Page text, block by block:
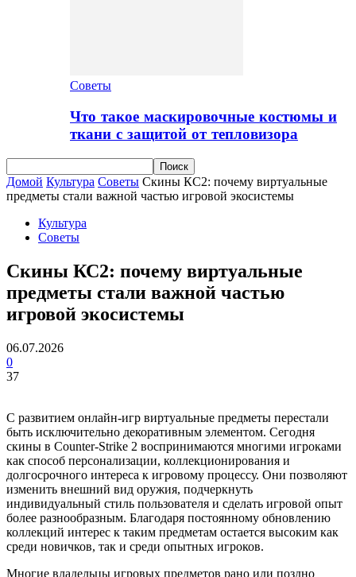
Советы
Что такое маскировочные костюмы и
ткани с защитой от тепловизора
Домой Культура Советы Скины КС2: почему виртуальные
предметы стали важной частью игровой экосистемы
Культура
Советы
Скины КС2: почему виртуальные
предметы стали важной частью
игровой экосистемы
06.07.2026
0
37
С развитием онлайн-игр виртуальные предметы перестали
быть исключительно декоративным элементом. Сегодня
скины в Counter-Strike 2 воспринимаются многими игроками
как способ персонализации, коллекционирования и
долгосрочного интереса к игровому процессу. Они позволяют
изменить внешний вид оружия, подчеркнуть
индивидуальный стиль пользователя и сделать игровой опыт
более разнообразным. Благодаря постоянному обновлению
коллекций интерес к таким предметам остается высоким как
среди новичков, так и среди опытных игроков.
Многие владельцы игровых предметов рано или поздно